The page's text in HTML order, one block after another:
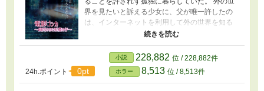
界を見たいと訴える少女に、父が唯一許したの
は、インターネットを利用して外の世界を知る
ことだった。 しかし父は娘のことをよく理解し
てしまう”などとは、考えもつかなかったのだか
ら。 そして少女はついに、1人の青年に許されな
い恋をしてしまい……。 ライブ配信、会話、ダ
イレクトメッセージ… あらゆるシーンを独特な
24h.ポイント 0pt
小説 228,882 位 / 228,882件
ホラー 8,513 位 / 8,513件